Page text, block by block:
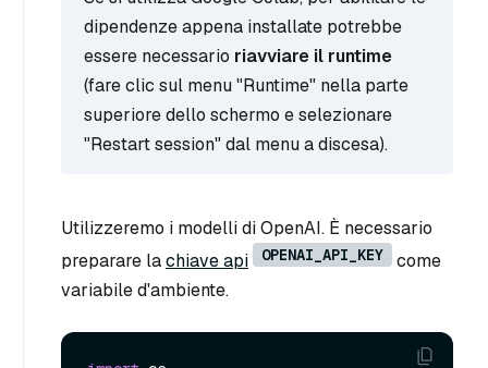
dipendenze appena installate potrebbe
essere necessario riavviare il runtime
(fare clic sul menu "Runtime" nella parte
superiore dello schermo e selezionare
"Restart session" dal menu a discesa).
Utilizzeremo i modelli di OpenAI. È necessario
preparare lachiave api OPENAI_API_KEY
come
variabile d'ambiente.